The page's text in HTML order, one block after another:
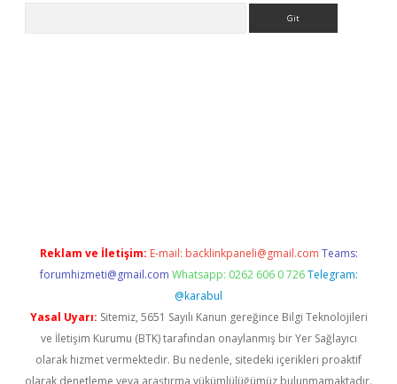
Reklam ve İletişim: E-mail: backlinkpaneli@gmail.com Teams:
forumhizmeti@gmail.com Whatsapp: 0262 606 0 726 Telegram:
@karabul
Yasal Uyarı: Sitemiz, 5651 Sayılı Kanun gereğince Bilgi Teknolojileri
ve İletişim Kurumu (BTK) tarafından onaylanmış bir Yer Sağlayıcı
olarak hizmet vermektedir. Bu nedenle, sitedeki içerikleri proaktif
olarak denetleme veya araştırma yükümlülüğümüz bulunmamaktadır.